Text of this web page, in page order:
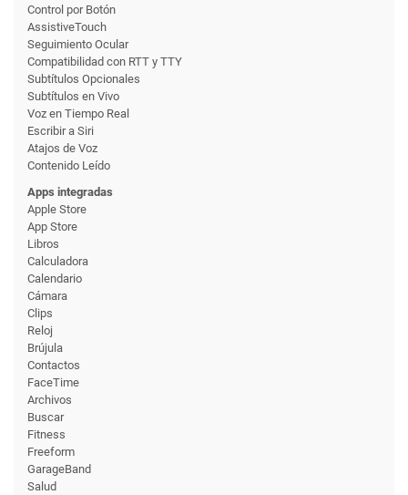
Control por Botón
AssistiveTouch
Seguimiento Ocular
Compati­bilidad con RTT y TTY
Subtítulos Opcionales
Subtítulos en Vivo
Voz en Tiempo Real
Escribir a Siri
Atajos de Voz
Contenido Leído
Apps integradas
Apple Store
App Store
Libros
Calculadora
Calendario
Cámara
Clips
Reloj
Brújula
Contactos
FaceTime
Archivos
Buscar
Fitness
Freeform
GarageBand
Salud